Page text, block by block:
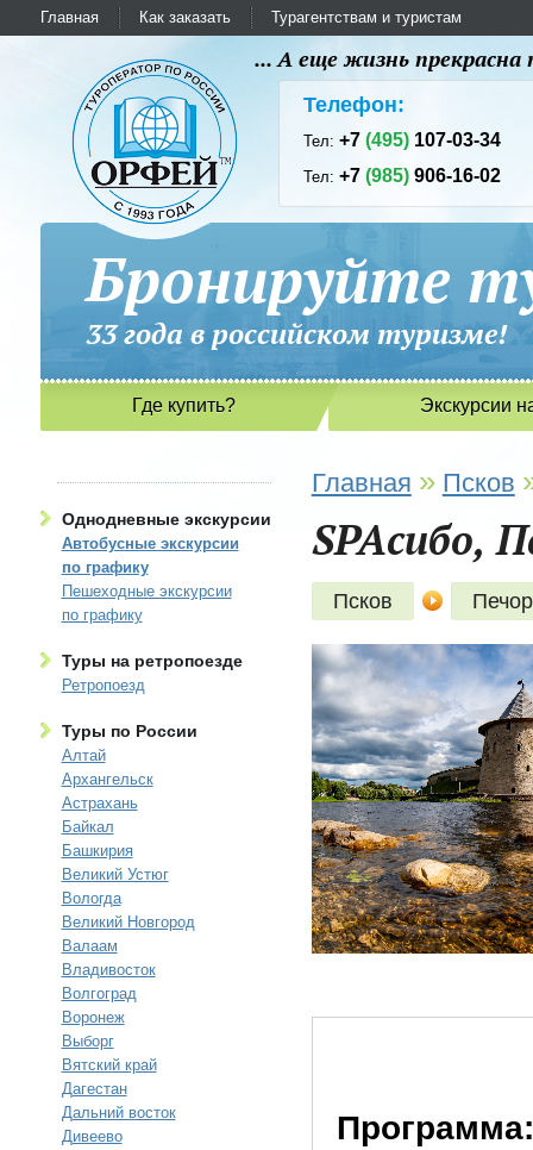
Главная Как заказать Турагентствам и туристам
... А еще жизнь
Телефон:
Тел:+7(495) 107-03-34
Тел:+7(985) 906-16-02
Бронируйте
33 года в российском
Где купить? Экскурсии
Однодневные экскурсии
Автобусные экскурсии
по графику
Пешеходные экскурсии
по графику
Туры на ретропоезде
Ретропоезд
Туры по России
Алтай
Архангельск
Астрахань
Байкал
Башкирия
Великий Устюг
Вологда
Великий Новгород
Валаам
Владивосток
Волгоград
Воронеж
Выборг
Вятский край
Дагестан
Дальний восток
Дивеево
Главная » Псков
SPAсибо,
Псков
Программа: